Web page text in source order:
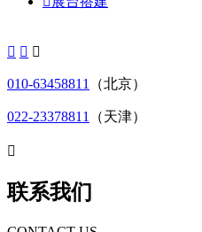
  
010-63458811 （北京）
022-23378811 （天津）

联系我们